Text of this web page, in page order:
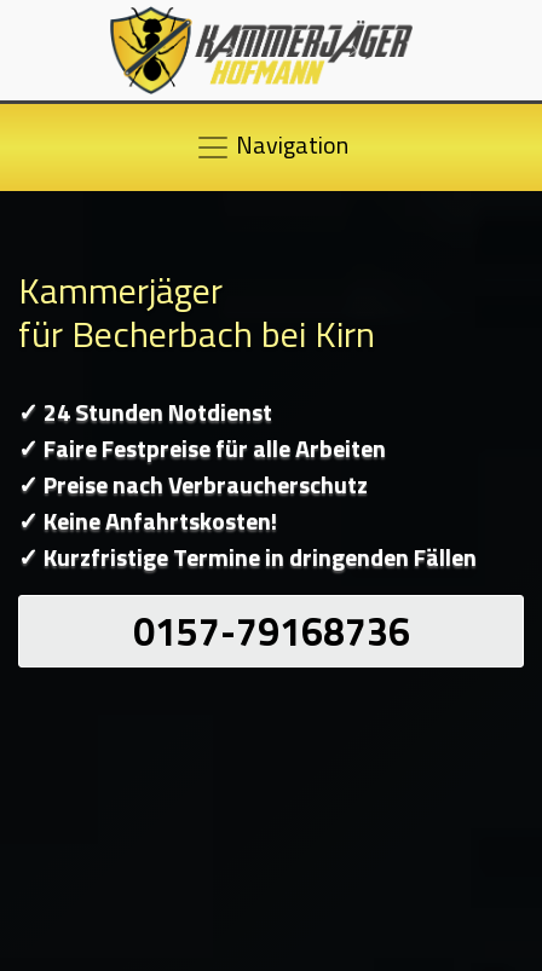
Navigation
Kammerjäger
für Becherbach bei Kirn
✓ 24 Stunden Notdienst
✓ Faire Festpreise für alle Arbeiten
✓ Preise nach Verbraucherschutz
✓ Keine Anfahrtskosten!
✓ Kurzfristige Termine in dringenden Fällen
0157-79168736